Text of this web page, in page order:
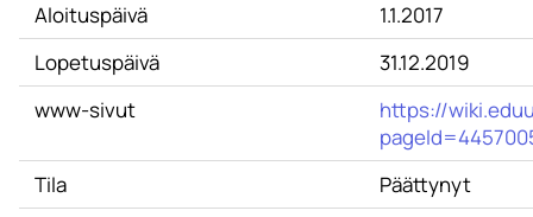
Aloituspäivä
1.1.2017
Lopetuspäivä
31.12.2019
www-sivut
https://
Tila
Päättynyt